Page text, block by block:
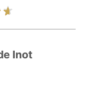
Inot